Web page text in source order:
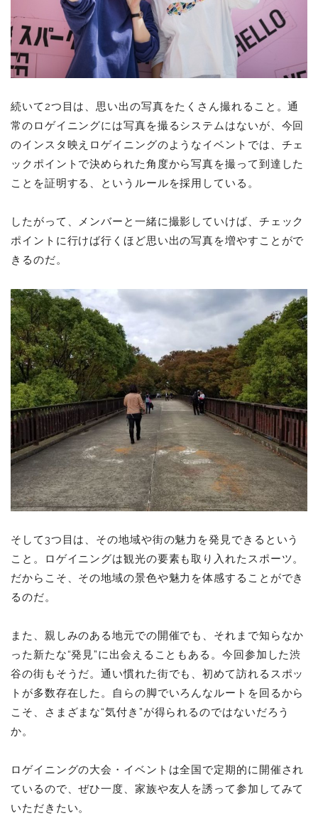
続いて2つ目は、思い出の写真をたくさん撮れること。通
常のロゲイニングには写真を撮るシステムはないが、今回
のインスタ映えロゲイニングのようなイベントでは、チェ
ックポイントで決められた角度から写真を撮って到達した
ことを証明する、というルールを採用している。
したがって、メンバーと一緒に撮影していけば、チェック
ポイントに行けば行くほど思い出の写真を増やすことがで
きるのだ。
そして3つ目は、その地域や街の魅力を発見できるという
こと。ロゲイニングは観光の要素も取り入れたスポーツ。
だからこそ、その地域の景色や魅力を体感することができ
るのだ。
また、親しみのある地元での開催でも、それまで知らなか
った新たな“発見”に出会えることもある。今回参加した渋
谷の街もそうだ。通い慣れた街でも、初めて訪れるスポッ
トが多数存在した。自らの脚でいろんなルートを回るから
こそ、さまざまな“気付き”が得られるのではないだろう
か。
ロゲイニングの大会・イベントは全国で定期的に開催され
ているので、ぜひ一度、家族や友人を誘って参加してみて
いただきたい。